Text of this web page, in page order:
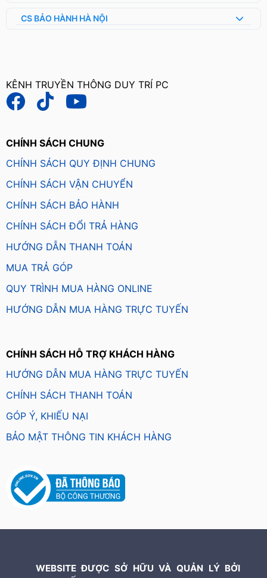
CS BẢO HÀNH HÀ NỘI
KÊNH TRUYỀN THÔNG DUY TRÍ PC
CHÍNH SÁCH CHUNG
CHÍNH SÁCH QUY ĐỊNH CHUNG
CHÍNH SÁCH VẬN CHUYỂN
CHÍNH SÁCH BẢO HÀNH
CHÍNH SÁCH ĐỔI TRẢ HÀNG
HƯỚNG DẪN THANH TOÁN
MUA TRẢ GÓP
QUY TRÌNH MUA HÀNG ONLINE
HƯỚNG DẪN MUA HÀNG TRỰC TUYẾN
CHÍNH SÁCH HỖ TRỢ KHÁCH HÀNG
HƯỚNG DẪN MUA HÀNG TRỰC TUYẾN
CHÍNH SÁCH THANH TOÁN
GÓP Ý, KHIẾU NẠI
BẢO MẬT THÔNG TIN KHÁCH HÀNG
WEBSITE ĐƯỢC SỞ HỮU VÀ QUẢN LÝ BỞI